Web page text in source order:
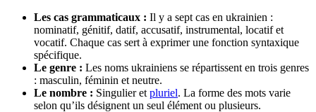
Les cas grammaticaux : Il y a sept cas en ukrainien :
nominatif, génitif, datif, accusatif, instrumental, locatif et
vocatif. Chaque cas sert à exprimer une fonction syntaxique
spécifique.
Le genre : Les noms ukrainiens se répartissent en trois genres
: masculin, féminin et neutre.
Le nombre : Singulier et pluriel. La forme des mots varie
selon qu’ils désignent un seul élément ou plusieurs.